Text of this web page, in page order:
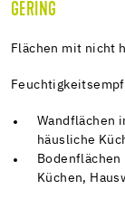
GERING
Flächen mit nicht
Wandflächen
häusliche
Küchen,